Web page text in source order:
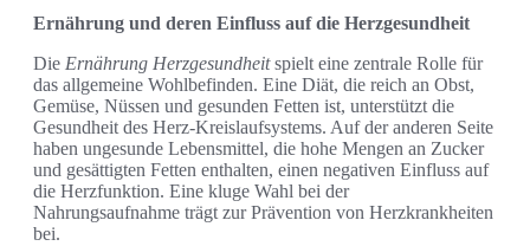
Ernährung und deren Einfluss auf die Herzgesundheit
Die Ernährung Herzgesundheitspielt eine zentrale Rolle für
das allgemeine Wohlbefinden. Eine Diät, die reich an Obst,
Gemüse, Nüssen und gesunden Fetten ist, unterstützt die
Gesundheit des Herz-Kreislaufsystems. Auf der anderen Seite
haben ungesunde Lebensmittel, die hohe Mengen an Zucker
und gesättigten Fetten enthalten, einen negativen Einfluss auf
die Herzfunktion. Eine kluge Wahl bei der
Nahrungsaufnahme trägt zur Prävention von Herzkrankheiten
bei.